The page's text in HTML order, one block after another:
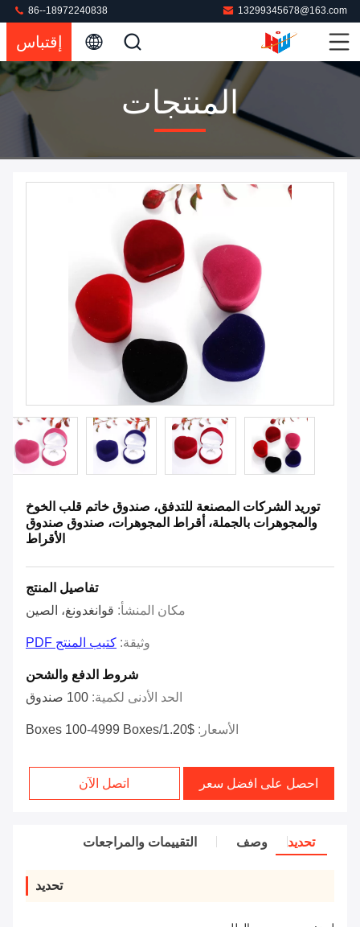
13299345678@163.com
86--18972240838
إقتباس
المنتجات
توريد الشركات المصنعة للتدفق، صندوق خاتم قلب الخوخ
والمجوهرات بالجملة، أقراط المجوهرات، صندوق صندوق
الأقراط
تفاصيل المنتج
مكان المنشأ: قوانغدونغ، الصين
وثيقة: كتيب المنتج PDF
شروط الدفع والشحن
الحد الأدنى لكمية: 100 صندوق
الأسعار: $1.20/boxes 100-4999 Boxes
احصل على افضل سعر اتصل الآن
تحديد وصف التقييمات والمراجعات
تحديد